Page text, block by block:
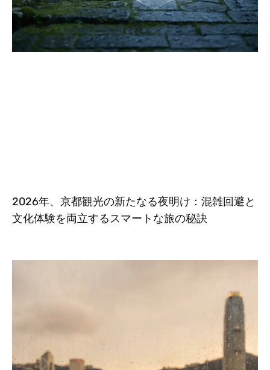
2026年、京都観光の新たなる夜明け：混雑回避と
文化体験を両立するスマートな旅の秘訣